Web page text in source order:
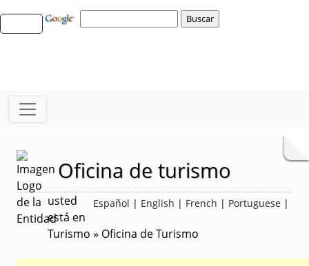
Oficina de turismo
Español | English | French | Portuguese |
usted
está en
Turismo » Oficina de Turismo